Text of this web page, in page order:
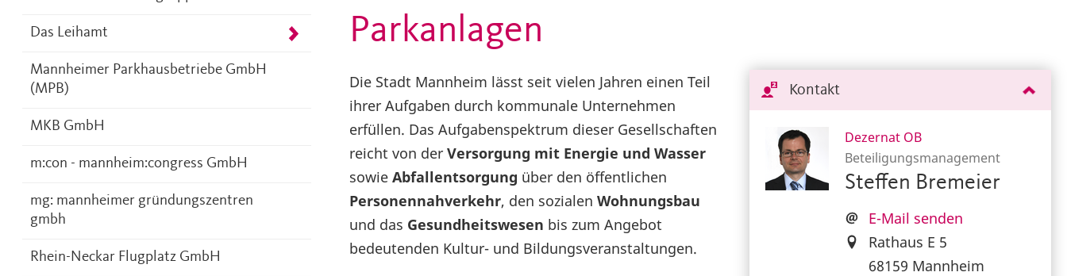
Das Leihamt
Mannheimer Parkhausbetriebe GmbH
(MPB)
MKB GmbH
m:con - mannheim:congress GmbH
mg: mannheimer gründungszentren
gmbh
Rhein-Neckar Flugplatz GmbH
Parkanlagen
Kontakt
Dezernat OB
Beteiligungsmanagement
Steffen Bremeier
E-Mail senden
Rathaus E 5
68159 Mannheim
Die Stadt Mannheim lässt seit vielen Jahren einen Teil
ihrer Aufgaben durch kommunale Unternehmen
erfüllen. Das Aufgabenspektrum dieser Gesellschaften
reicht von der Versorgung mit Energie und Wasser
sowie Abfallentsorgung über den öffentlichen
Personennahverkehr, den sozialen Wohnungsbau
und das Gesundheitswesen bis zum Angebot
bedeutenden Kultur- und Bildungsveranstaltungen.